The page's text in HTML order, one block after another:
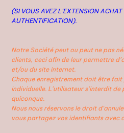
(SI VOUS AVEZ L’EXTENSION
AUTHENTIFICATION).
Notre Société peut ou peut ne pas
clients, ceci afin de leur permettre
et/ou du site internet.
Chaque enregistrement doit être
individuelle. L’utilisateur s’interdit
quiconque.
Nous nous réservons le droit
vous partagez vos identifiants avec